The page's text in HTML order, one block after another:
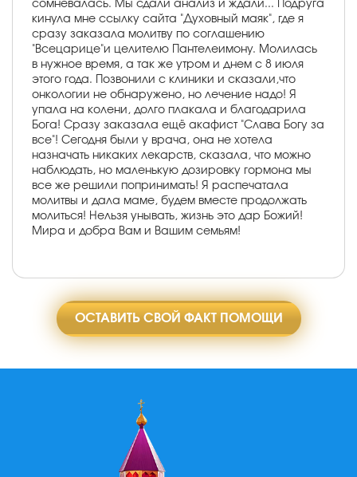
сомневалась. Мы сдали анализ и ждали... Подруга
кинула мне ссылку сайта "Духовный маяк", где я
сразу заказала молитву по соглашению
"Всецарице"и целителю Пантелеимону. Молилась
в нужное время, а так же утром и днем с 8 июля
этого года. Позвонили с клиники и сказали,что
онкологии не обнаружено, но лечение надо! Я
упала на колени, долго плакала и благодарила
Бога! Сразу заказала ещё акафист "Слава Богу за
все"! Сегодня были у врача, она не хотела
назначать никаких лекарств, сказала, что можно
наблюдать, но маленькую дозировку гормона мы
все же решили попринимать! Я распечатала
молитвы и дала маме, будем вместе продолжать
молиться! Нельзя унывать, жизнь это дар Божий!
Мира и добра Вам и Вашим семьям!
ОСТАВИТЬ СВОЙ ФАКТ ПОМОЩИ